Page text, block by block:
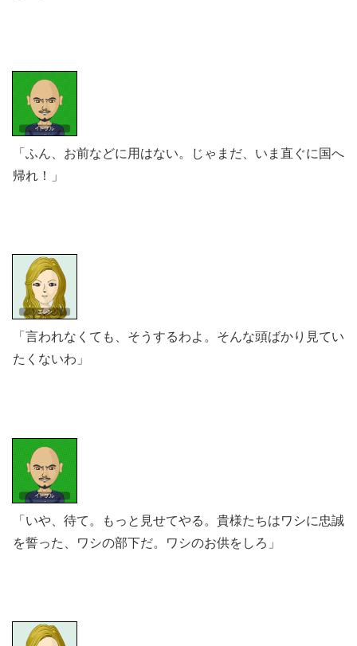
「ふん、お前などに用はない。じゃまだ、いま直ぐに国へ
帰れ！」
「言われなくても、そうするわよ。そんな頭ばかり見てい
たくないわ」
「いや、待て。もっと見せてやる。貴様たちはワシに忠誠
を誓った、ワシの部下だ。ワシのお供をしろ」